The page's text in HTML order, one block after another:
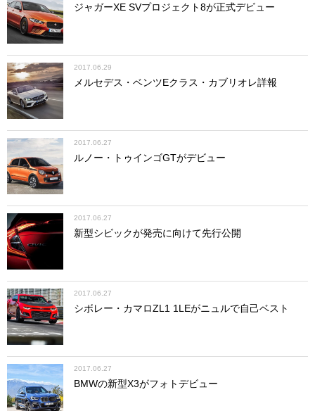
ジャガーXE SVプロジェクト8が正式デビュー
2017.06.29
メルセデス・ベンツEクラス・カブリオレ詳報
2017.06.27
ルノー・トゥインゴGTがデビュー
2017.06.27
新型シビックが発売に向けて先行公開
2017.06.27
シボレー・カマロZL1 1LEがニュルで自己ベスト
2017.06.27
BMWの新型X3がフォトデビュー